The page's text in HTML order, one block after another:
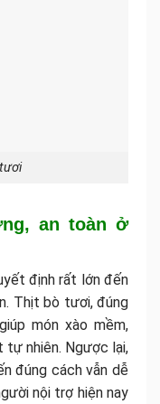
an toàn ở
định rất lớn đến
Thịt bò tươi, đúng
món xào mềm,
nhiên. Ngược lại,
đúng cách vẫn dễ
nội trợ hiện nay